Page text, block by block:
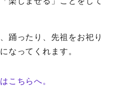
踊ったり、先祖をお祀り
なってくれます。
こちらへ。